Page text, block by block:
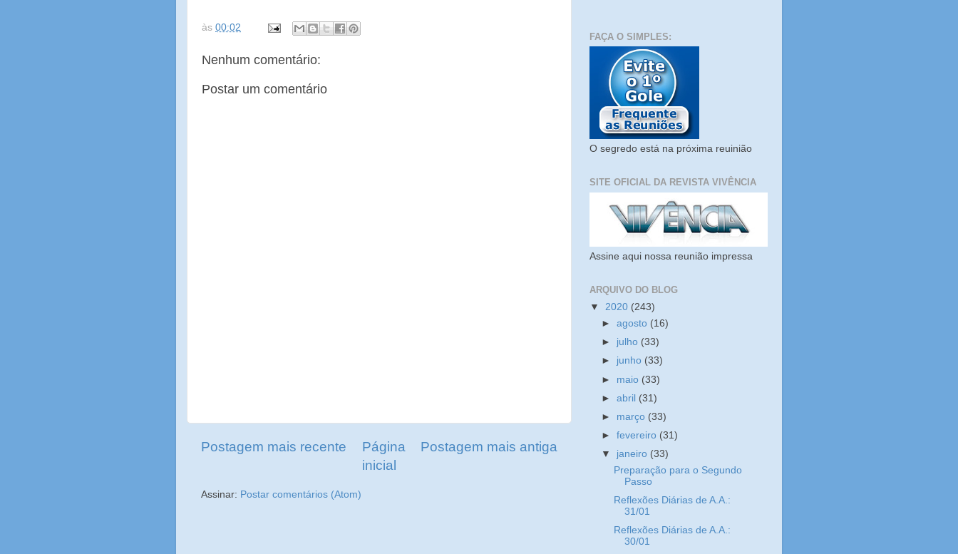
às 00:02
Nenhum comentário:
Postar um comentário
Postagem mais recente Postagem mais antiga
Página
inicial
Assinar: Postar comentários (Atom)
FAÇA O SIMPLES:
O segredo está na próxima reuinião
SITE OFICIAL DA REVISTA VIVÊNCIA
Assine aqui nossa reunião impressa
ARQUIVO DO BLOG
▼ 2020 (243)
►agosto (16)
► julho (33)
► junho (33)
► maio (33)
►abril (31)
► março (33)
►fevereiro (31)
▼ janeiro (33)
Preparação para o Segundo
Passo
Reflexões Diárias de A.A.:
31/01
Reflexões Diárias de A.A.:
30/01